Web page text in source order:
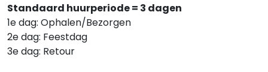
Standaard huurperiode = 3 dagen
1e dag: Ophalen/Bezorgen
2e dag: Feestdag
3e dag: Retour